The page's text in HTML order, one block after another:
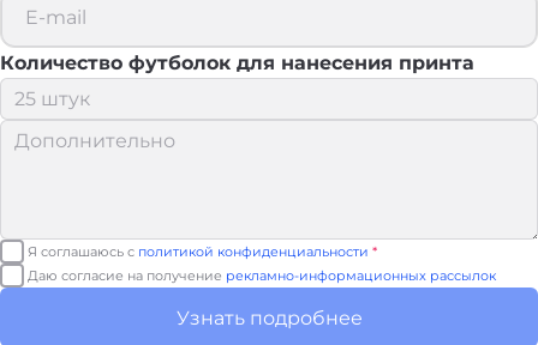
Количество футболок для нанесения принта
Я соглашаюсь с политикой конфиденциальности *
Даю согласие на получение рекламно-информационных рассылок
Узнать подробнее